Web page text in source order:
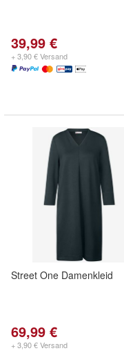
39,99 €
+ 3,90 € Versand
Street One Damenkleid
69,99 €
+ 3,90 € Versand